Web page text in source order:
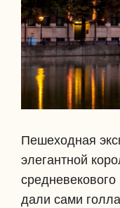
Пешеходная
элегантной
дали сами